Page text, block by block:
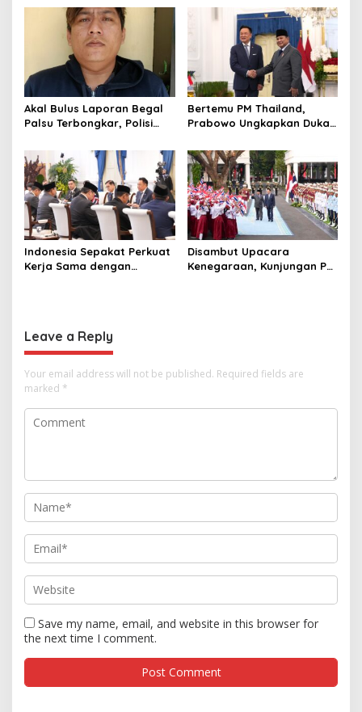
Pengangkat Tebu
hingga Undang Universitas
Terbaik Dunia
Akal Bulus Laporan Begal
Palsu Terbongkar, Polisi
Perusahaan untuk Crypto
Bertemu PM Thailand,
Prabowo Ungkapkan Duka
Selamat Ulang Tahun ke
Raja Thailand
Indonesia Sepakat Perkuat
Kerja Sama dengan
Disambut Upacara
Kenegaraan, Kunjungan PM
Leave a Reply
Your email address will not be published. Required fields are
marked *
Save my name, email, and website in this browser for
the next time I comment.